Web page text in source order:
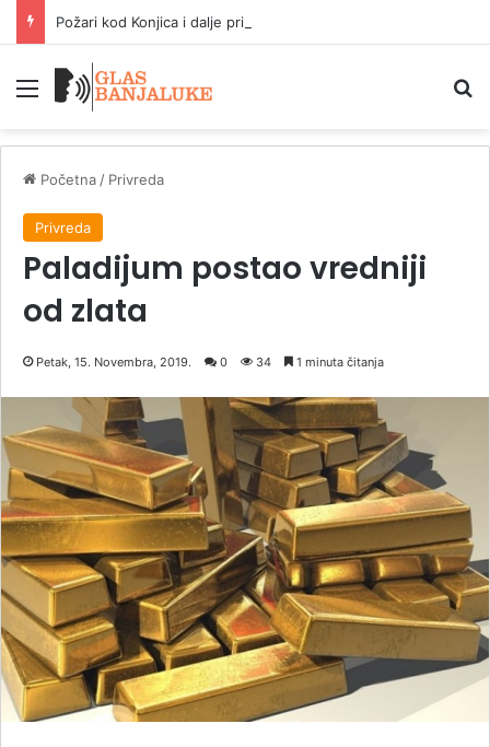
Meni
Početna / Privreda
Privreda
Paladijum postao vredniji
od zlata
Petak, 15. Novembra, 2019. 0 34 1 minuta čitanja